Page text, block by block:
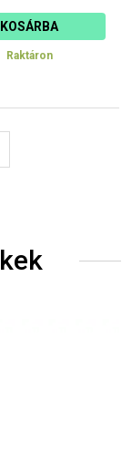
KOSÁRBA
Raktáron